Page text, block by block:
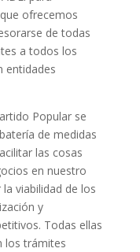
ofrecemos
de todas
a todos los
entidades
Popular se
de medidas
las cosas
en nuestro
viabilidad de los
y
Todas ellas
los trámites